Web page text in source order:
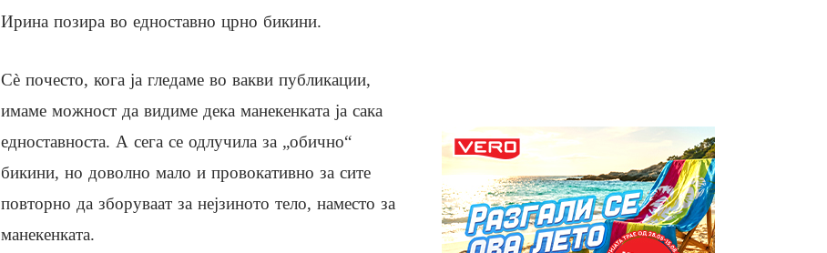
Ирина позира во едноставно црно бикини.
Сè почесто, кога ја гледаме во вакви публикации,
имаме можност да видиме дека манекенката ја сака
едноставноста. А сега се одлучила за „обично“
бикини, но доволно мало и провокативно за сите
повторно да зборуваат за нејзиното тело, наместо за
манекенката.